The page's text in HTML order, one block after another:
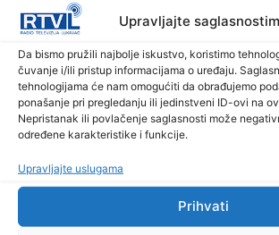
Upravljajte
Da bismo pružili najbolje iskustvo, koristimo
čuvanje i/ili pristup informacijama o uređaju.
tehnologijama će nam omogućiti da obrađujemo
ponašanje pri pregledanju ili jedinstveni ID-ovi na
Nepristanak ili povlačenje saglasnosti može
određene karakteristike i funkcije.
Upravljajte uslugama
Prihvati
Prethodna vijest
Podijelite na mrežama
Ostale novosti